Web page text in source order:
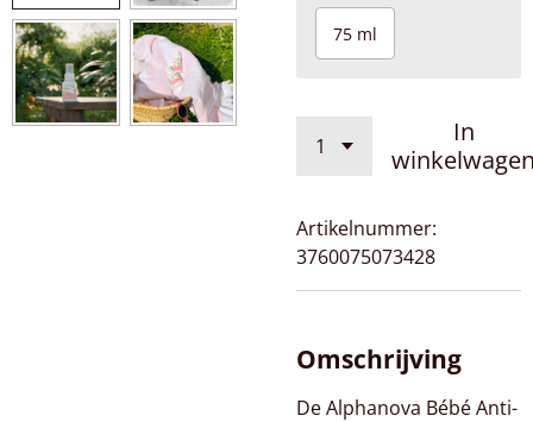
75 ml
In
Artikelnummer:
3760075073428
Omschrijving
De Alphanova Bébé Anti-